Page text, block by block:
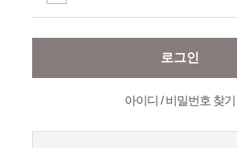
로그인
아이디 / 비밀번호 찾기